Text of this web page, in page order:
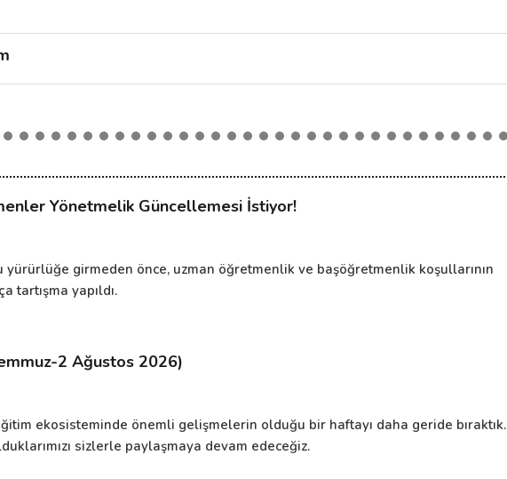
Yönetmelik Güncellemesi İstiyor!
girmeden önce, uzman öğretmenlik ve başöğretmenlik koşullarının
tartışma yapıldı.
2 Ağustos 2026)
ekosisteminde önemli gelişmelerin olduğu bir haftayı daha geride bıraktık.
sizlerle paylaşmaya devam edeceğiz.